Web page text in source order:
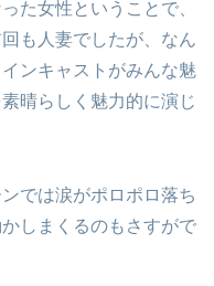
た女性ということで、
も人妻でしたが、なん
ンキャストがみんな魅
晴らしく魅力的に演じ
では涙がポロポロ落ち
しまくるのもさすがで